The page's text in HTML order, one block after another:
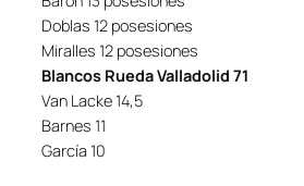
Doblas 12 posesiones
Miralles 12 posesiones
Blancos Rueda Valladolid 71
Van Lacke 14,5
Barnes 11
García 10